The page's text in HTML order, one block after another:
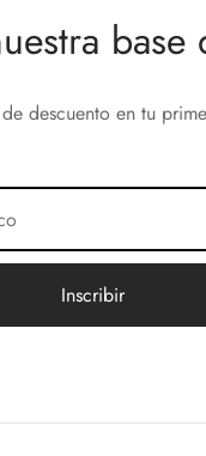
base
descuento en tu